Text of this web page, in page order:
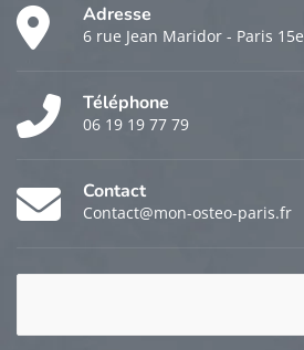
Adresse
6 rue Jean Maridor - Paris 15e
Téléphone
06 19 19 77 79
Contact
Contact@mon-osteo-paris.fr